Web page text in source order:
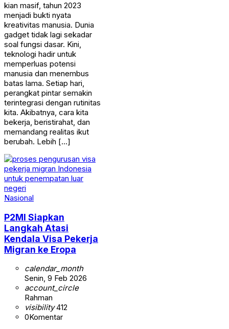
kian masif, tahun 2023
menjadi bukti nyata
kreativitas manusia. Dunia
gadget tidak lagi sekadar
soal fungsi dasar. Kini,
teknologi hadir untuk
memperluas potensi
manusia dan menembus
batas lama. Setiap hari,
perangkat pintar semakin
terintegrasi dengan rutinitas
kita. Akibatnya, cara kita
bekerja, beristirahat, dan
memandang realitas ikut
berubah. Lebih […]
Nasional
P2MI Siapkan
Langkah Atasi
Kendala Visa Pekerja
Migran ke Eropa
calendar_month
Senin, 9 Feb 2026
account_circle
Rahman
visibility412
0Komentar